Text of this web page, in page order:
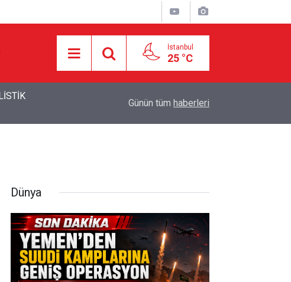
İstanbul
25 °C
Starbucks'tan 'Tarihi' Skandal: Polisler genel
Günün tüm haberleri
Dünya